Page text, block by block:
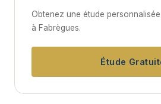
Obtenez une étude
à Fabrègues.
Étude